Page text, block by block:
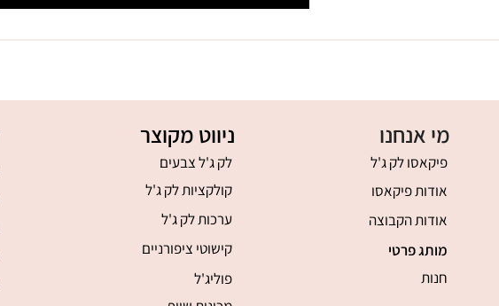
ניווט מקוצר
לק ג'ל צבעים
קולקציות לק ג'ל
ערכות לק ג'ל
קישוטי ציפורניים
פוליג'ל
מי אנחנו
פיקאסו לק ג'ל
אודות פיקאסו
אודות הקבוצה
מותג פרטי
חנות